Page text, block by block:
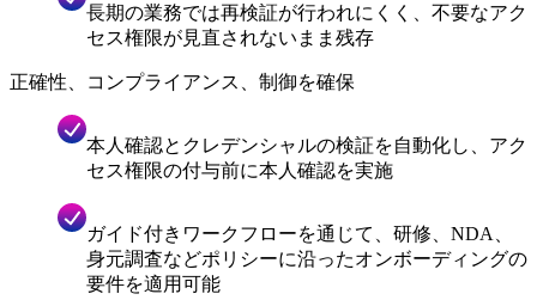
長期の業務では再検証が行われにくく、不要なアク
セス権限が見直されないまま残存
正確性、コンプライアンス、制御を確保
本人確認とクレデンシャルの検証を自動化し、アク
セス権限の付与前に本人確認を実施
ガイド付きワークフローを通じて、研修、NDA、
身元調査などポリシーに沿ったオンボーディングの
要件を適用可能